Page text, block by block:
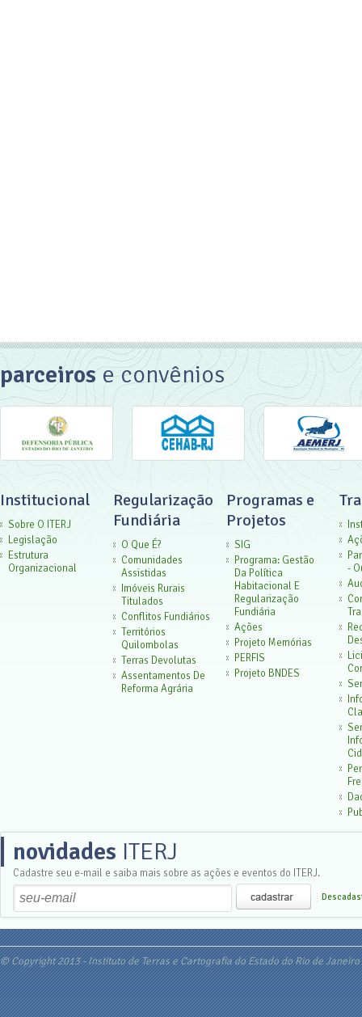
parceirose convênios
Institucional
Sobre O ITERJ
Legislação
Estrutura
Organizacional
Regularização
Fundiária
O Que É?
Comunidades
Assistidas
Imóveis Rurais
Titulados
Conflitos Fundiários
Territórios
Quilombolas
Terras Devolutas
Assentamentos De
Reforma Agrária
Programas e
Projetos
SIG
Programa: Gestão
Da Política
Habitacional E
Regularização
Fundiária
Ações
Projeto Memórias
PERFIS
Projeto BNDES
-
novidades ITERJ
Cadastre seu e-mail e saiba mais sobre as ações e eventos do ITERJ.
© Copyright 2013 - Instituto de Terras e Cartografia do Estado do Rio de Janeiro